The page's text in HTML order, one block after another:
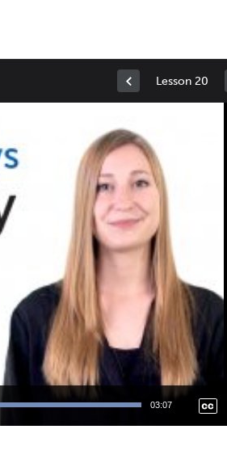
Lesson 20
03:07